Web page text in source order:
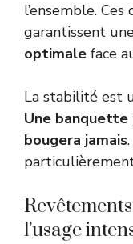
l’ensemble.
garantissent
optimale face
La stabilité est
Une banquette
bougera jamais
l’usage